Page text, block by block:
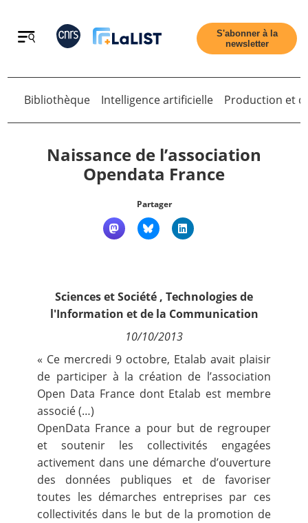
Retour
Contact
Nous suivre
S'abonner à la
newsletter
Retour
Bibliothèque Intelligence artificielle Production et
Naissance de l’association
Opendata France
Partager
Sciences et Société , Technologies de
l'Information et de la Communication
10/10/2013
« Ce mercredi 9 octobre, Etalab avait plaisir
de participer à la création de l’association
Open Data Francedont Etalab est membre
associé (…)
OpenData France a pour but de regrouper
et soutenir les collectivités engagées
activement dans une démarche d’ouverture
des données publiques et de favoriser
toutes les démarches entreprises par ces
collectivités dans le but de la promotion de